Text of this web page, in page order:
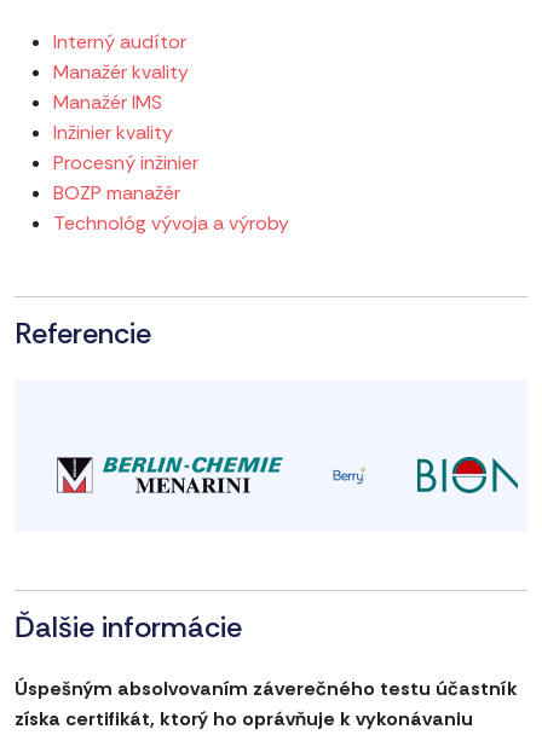
Interný audítor
Manažér kvality
Manažér IMS
Inžinier kvality
Procesný inžinier
BOZP manažér
Technológ vývoja a výroby
Referencie
Ďalšie informácie
Úspešným absolvovaním záverečného testu účastník
získa certifikát, ktorý ho oprávňuje k vykonávaniu